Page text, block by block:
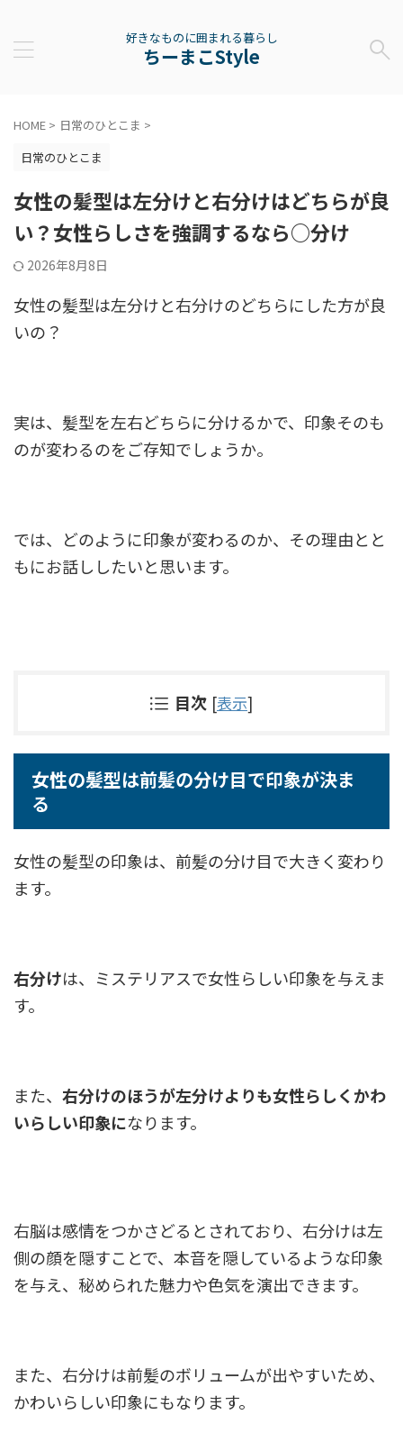
好きなものに囲まれる暮らし
ちーまこStyle
HOME > 日常のひとこま >
日常のひとこま
女性の髪型は左分けと右分けはどちらが良
い？女性らしさを強調するなら○分け
2026年8月8日
女性の髪型は左分けと右分けのどちらにした方が良
いの？
実は、髪型を左右どちらに分けるかで、印象そのも
のが変わるのをご存知でしょうか。
では、どのように印象が変わるのか、その理由とと
もにお話ししたいと思います。
目次 [表示]
女性の髪型は前髪の分け目で印象が決ま
る
女性の髪型の印象は、前髪の分け目で大きく変わり
ます。
右分けは、ミステリアスで女性らしい印象を与えま
す。
また、 右分けのほうが左分けよりも女性らしくかわ
いらしい印象になります。
右脳は感情をつかさどるとされており、右分けは左
側の顔を隠すことで、本音を隠しているような印象
を与え、秘められた魅力や色気を演出できます。
また、右分けは前髪のボリュームが出やすいため、
かわいらしい印象にもなります。